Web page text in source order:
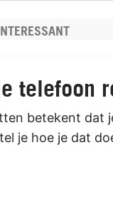
telefoon
betekent dat
je hoe je dat